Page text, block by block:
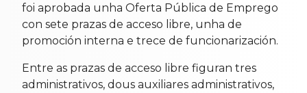
foi aprobada unha Oferta Pública de Emprego
con sete prazas de acceso libre, unha de
promoción interna e trece de funcionarización.
Entre as prazas de acceso libre figuran tres
administrativos, dous auxiliares administrativos,